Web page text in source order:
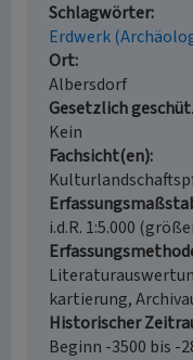
Schlagwörter
Erdwerk
Ort
Albersdorf
Gesetzlich
Kein
Fachsicht(en)
i.d.R. 1:5.000
kartierung,
Historischer
Beginn -3500 bis -